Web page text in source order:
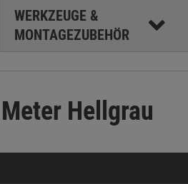
WERKZEUGE &
MONTAGEZUBEHÖR
Hellgrau